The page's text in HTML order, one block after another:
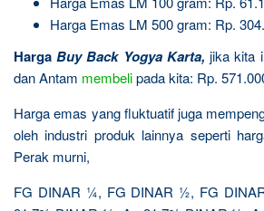
Harga Emas LM 500 gram: Rp.
HargaBuy Back Yogya Karta,jika kita
dan Antam membelipada kita: Rp.
Harga emas yang fluktuatif juga
oleh industri produk lainnya seperti
Perak murni,
FG DINAR ¼, FG DINAR ½, FG